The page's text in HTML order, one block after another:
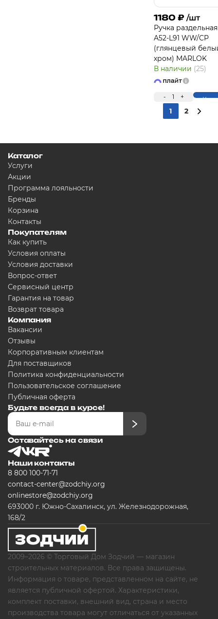
1180 ₽ /шт
Ручка раздельная
A52-L91 WW/CP
(глянцевый
хром) MARLOK
В наличии (25)
- 1 +
1 2
Каталог
Услуги
Акции
Программа лояльности
Бренды
Корзина
Контакты
Покупателям
Как купить
Условия оплаты
Условия доставки
Вопрос-ответ
Сервисный центр
Гарантия на товар
Возврат товара
Компания
Вакансии
Отзывы
Корпоративным клиентам
Для поставщиков
Политика конфиденциальности
Пользовательское соглашение
Публичная оферта
Будьте всегда в курсе!
Оставайтесь на связи
Наши контакты
8 800 100-71-71
contact-center@zodchiy.org
onlinestore@zodchiy.org
693000 г. Южно-Сахалинск, ул. Железнодорожная,
168/2
2009–2026 © Торговый Дом Зодчий — магазин
строительных материалов. Все права защищены.
Информация о товаре, представленном на сайте, не
является публичной офертой. Характеристики,
комплект поставки, внешний вид, страна и место
производства товара могут отличаться от указанных